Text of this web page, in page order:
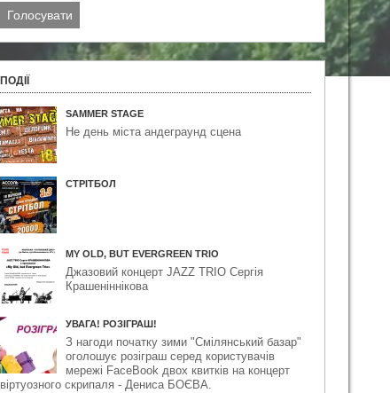
ПОДІЇ
SAMMER STAGE
Не день міста андеграунд сцена
СТРІТБОЛ
MY OLD, BUT EVERGREEN TRIO
Джазовий концерт JAZZ TRIO Сергія
Крашеніннікова
УВАГА! РОЗІГРАШ!
З нагоди початку зими "Смілянський базар"
оголошує розіграш серед користувачів
мережі FaceBook двох квитків на ​концерт
віртуозного скрипаля - Дениса БОЄВА.